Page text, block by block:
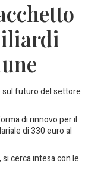
sul futuro del settore
di rinnovo per il
di 330 euro al
cerca intesa con le